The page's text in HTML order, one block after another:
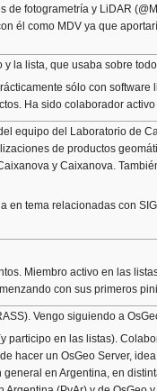
fotogrametría y LiDAR
él como MDV ya que
la lista, que usaba sobre
sólo con
Ha sido colaborador
equipo del Laboratorio de
de productos
y Caixanova.
tema relacionadas con
Miembro activo en las
con sus primeros
Vengo siguiendo a
participo en las listas).
hacer un OsGeo Server,
en Argentina, en